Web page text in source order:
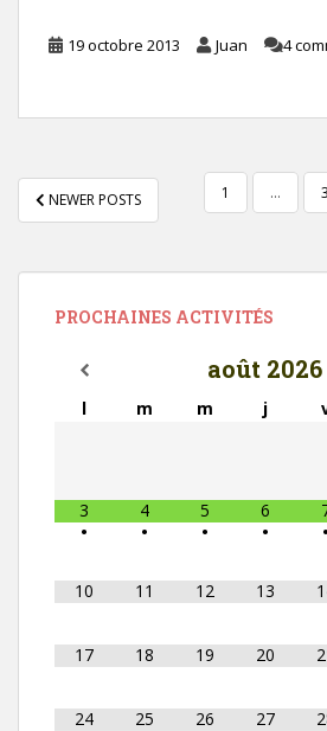
19 octobre 2013 Juan 4
NAVIGATION
DES
NEWER POSTS 1 …
PROCHAINES ACTIVITÉS
août 2026
l m m j
3
•
4
•
5
•
6
•
•
10 11 12 13
17 18 19 20
24 25 26 27